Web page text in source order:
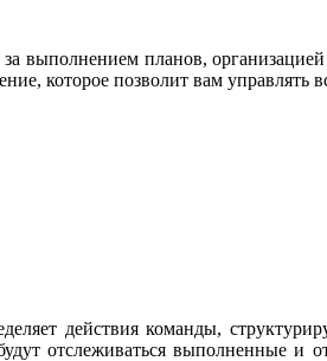
выполнением планов,
которое позволит вам управлять
действия команды,
отслеживаться выполненные и